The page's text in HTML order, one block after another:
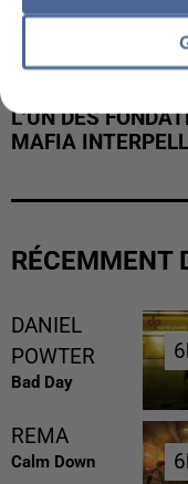
L’UN DES
MAFIA
RÉCEMMENT
DANIEL
POWTER
Bad Day
REMA
Calm Down